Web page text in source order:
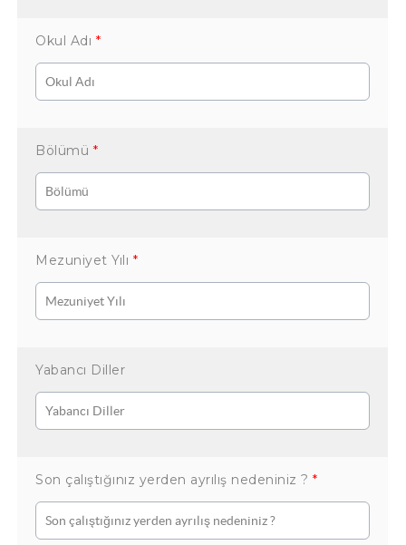
Okul Adı *
Bölümü *
Mezuniyet Yılı *
Yabancı Diller
Son çalıştığınız yerden ayrılış nedeniniz ?*